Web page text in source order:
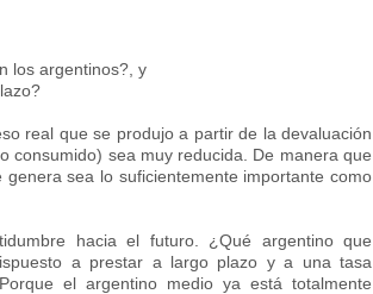
los argentinos?, y
real que se produjo a partir de la devaluación
consumido) sea muy reducida. De manera que
sea lo suficientemente importante como
hacia el futuro. ¿Qué argentino que
a prestar a largo plazo y a una tasa
el argentino medio ya está totalmente